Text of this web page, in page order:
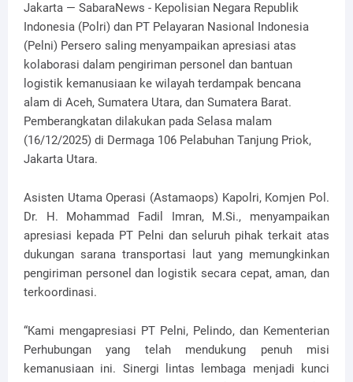
Jakarta — SabaraNews - Kepolisian Negara Republik
Indonesia (Polri) dan PT Pelayaran Nasional Indonesia
(Pelni) Persero saling menyampaikan apresiasi atas
kolaborasi dalam pengiriman personel dan bantuan
logistik kemanusiaan ke wilayah terdampak bencana
alam di Aceh, Sumatera Utara, dan Sumatera Barat.
Pemberangkatan dilakukan pada Selasa malam
(16/12/2025) di Dermaga 106 Pelabuhan Tanjung Priok,
Jakarta Utara.
Asisten Utama Operasi (Astamaops) Kapolri, Komjen Pol.
Dr. H. Mohammad Fadil Imran, M.Si., menyampaikan
apresiasi kepada PT Pelni dan seluruh pihak terkait atas
dukungan sarana transportasi laut yang memungkinkan
pengiriman personel dan logistik secara cepat, aman, dan
terkoordinasi.
“Kami mengapresiasi PT Pelni, Pelindo, dan Kementerian
Perhubungan yang telah mendukung penuh misi
kemanusiaan ini. Sinergi lintas lembaga menjadi kunci